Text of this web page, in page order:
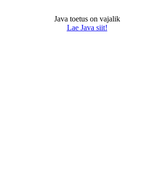
Java toetus on vajalik
Lae Java siit!